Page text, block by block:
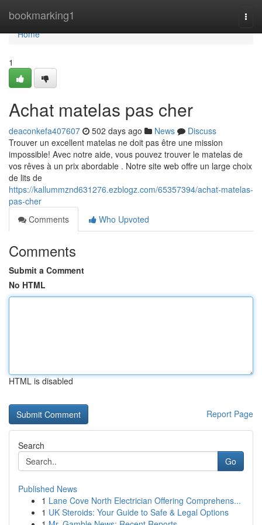
bookmarking1
Home
Home
1
Achat matelas pas cher
deaconkefa407607 502 days ago News
Discuss
Trouver un excellent matelas ne doit pas être une mission
impossible! Avec notre aide, vous pouvez trouver le matelas de
vos rêves à un prix abordable . Notre site web offre un large choix
de lits de
https://kallummznd631276.ezblogz.com/65357394/achat-matelas-
pas-cher
Comments
Who Upvoted
Comments
Submit a Comment
No HTML
HTML is disabled
Report Page
Search
Go
Published News
1 Lane Cove North Electrician Offering Comprehens...
1 UK Steroids: Your Guide to Safe & Legal Options